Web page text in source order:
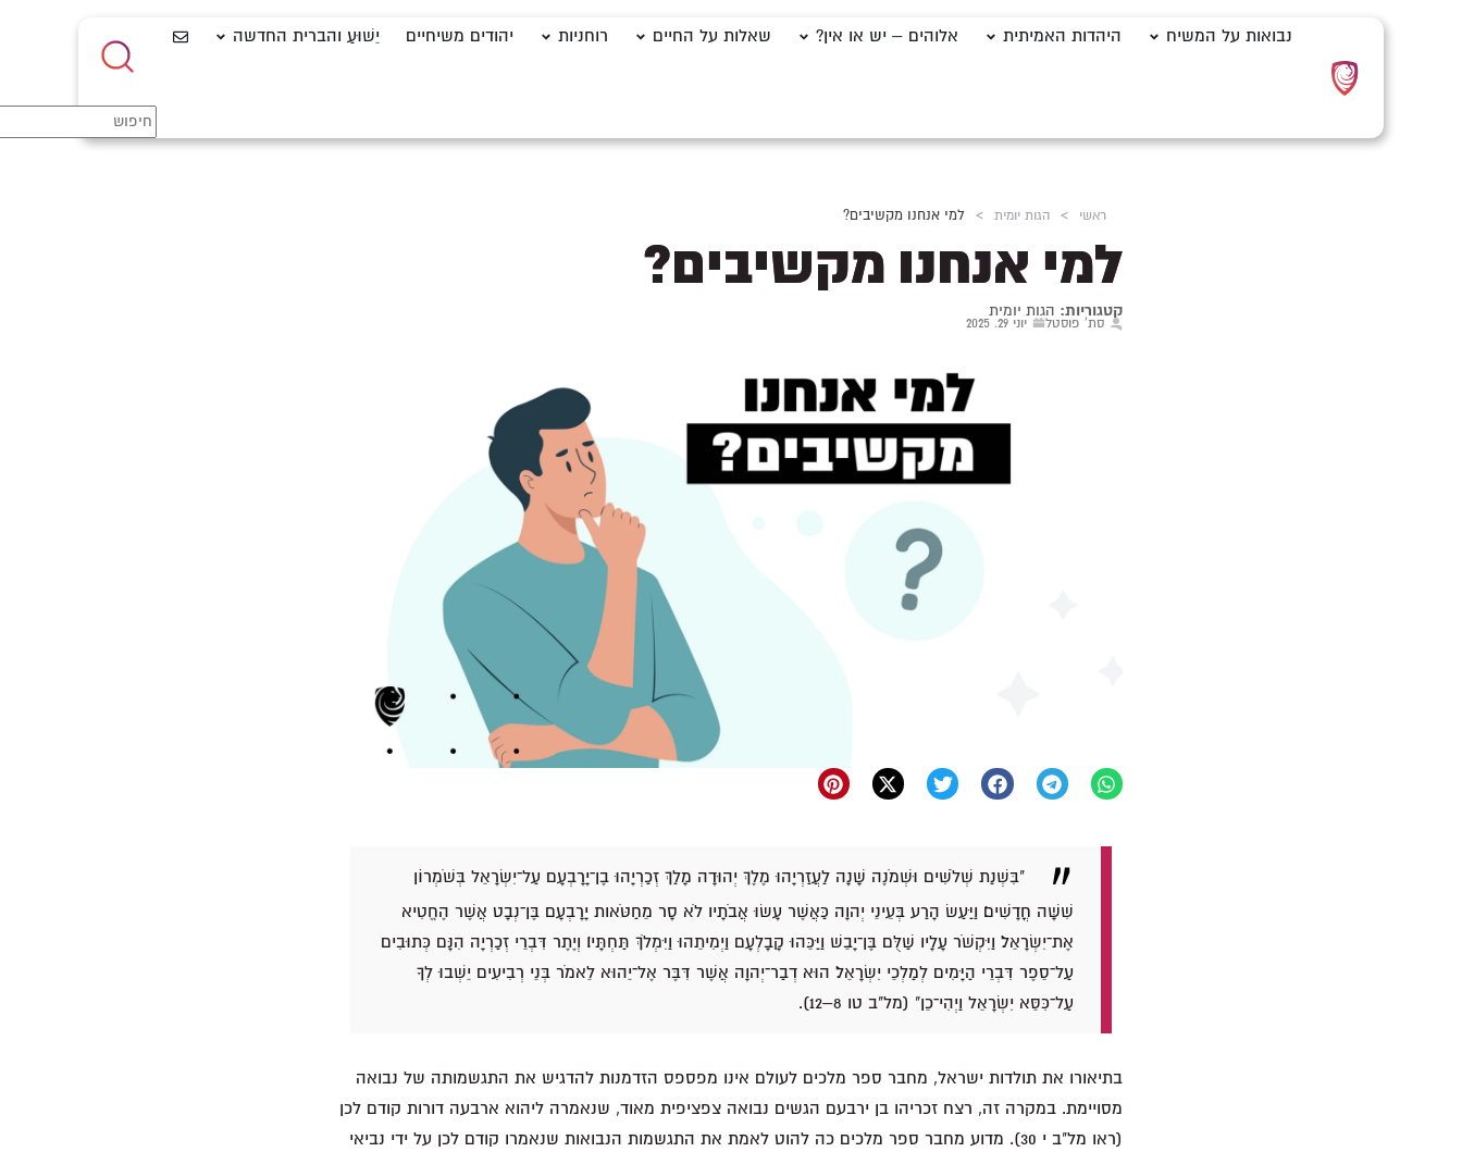
נבואות על המשיח היהדות האמיתית אלוהים – יש או אין? שאלות על החיים רוחניות יהודים משיחיים יֵשׁוּעַ והברית החדשה
ראשי > הגות יומית > למי אנחנו מקשיבים?
למי אנחנו מקשיבים?
קטגוריות: הגות יומית
סת' פוסטל יוני 29, 2025
"בִּשְׁנַת שְׁלֹשִׁים וּשְׁמֹנֶה שָׁנָה לַעֲזַרְיָהוּ מֶלֶךְ יְהוּדָה מָלַךְ זְכַרְיָהוּ בֶן־יָרָבְעָם עַל־יִשְׂרָאֵל בְּשֹׁמְרוֹן
שִׁשָּׁה חֳדָשִׁים׃ וַיַּעַשׂ הָרַע בְּעֵינֵי יְהוָה כַּאֲשֶׁר עָשׂוּ אֲבֹתָיו לֹא סָר מֵחַטֹּאות יָרָבְעָם בֶּן־נְבָט אֲשֶׁר הֶחֱטִיא
אֶת־יִשְׂרָאֵל׃ וַיִּקְשֹׁר עָלָיו שַׁלֻּם בֶּן־יָבֵשׁ וַיַּכֵּהוּ קָבָלְעָם וַיְמִיתֵהוּ וַיִּמְלֹךְ תַּחְתָּיו׃ וְיֶתֶר דִּבְרֵי זְכַרְיָה הִנָּם כְּתוּבִים
עַל־סֵפֶר דִּבְרֵי הַיָּמִים לְמַלְכֵי יִשְׂרָאֵל׃ הוּא דְבַר־יְהוָה אֲשֶׁר דִּבֶּר אֶל־יֵהוּא לֵאמֹר בְּנֵי רְבִיעִים יֵשְׁבוּ לְךָ
עַל־כִּסֵּא יִשְׂרָאֵל וַיְהִי־כֵן" (מל"ב טו 8–12).
בתיאורו את תולדות ישראל, מחבר ספר מלכים לעולם אינו מפספס הזדמנות להדגיש את התגשמותה של נבואה
מסויימת. במקרה זה, רצח זכריהו בן ירבעם הגשים נבואה צפציפית מאוד, שנאמרה ליהוא ארבעה דורות קודם לכן
(ראו מל"ב י 30). מדוע מחבר ספר מלכים כה להוט לאמת את התגשמות הנבואות שנאמרו קודם לכן על ידי נביאי